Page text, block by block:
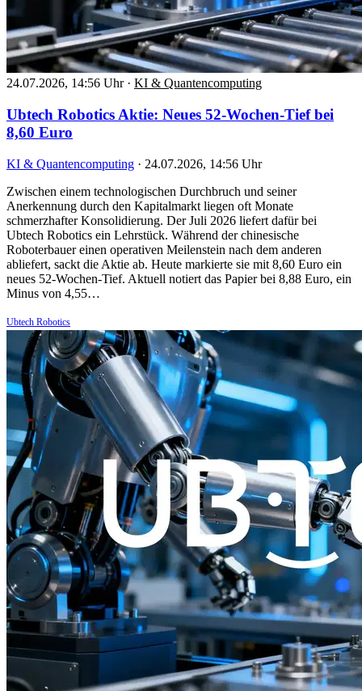
24.07.2026, 14:56 Uhr · KI & Quantencomputing
Ubtech Robotics Aktie: Neues 52-Wochen-Tief bei
8,60 Euro
KI & Quantencomputing · 24.07.2026, 14:56 Uhr
Zwischen einem technologischen Durchbruch und seiner
Anerkennung durch den Kapitalmarkt liegen oft Monate
schmerzhafter Konsolidierung. Der Juli 2026 liefert dafür bei
Ubtech Robotics ein Lehrstück. Während der chinesische
Roboterbauer einen operativen Meilenstein nach dem anderen
abliefert, sackt die Aktie ab. Heute markierte sie mit 8,60 Euro ein
neues 52-Wochen-Tief. Aktuell notiert das Papier bei 8,88 Euro, ein
Minus von 4,55…
Ubtech Robotics